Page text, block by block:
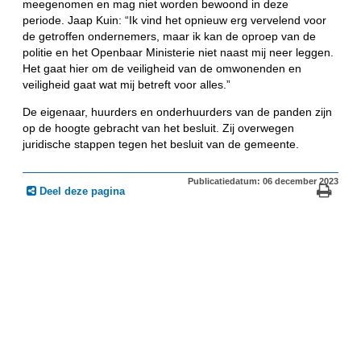
meegenomen en mag niet worden bewoond in deze
periode. Jaap Kuin: “Ik vind het opnieuw erg vervelend voor
de getroffen ondernemers, maar ik kan de oproep van de
politie en het Openbaar Ministerie niet naast mij neer leggen.
Het gaat hier om de veiligheid van de omwonenden en
veiligheid gaat wat mij betreft voor alles.”
De eigenaar, huurders en onderhuurders van de panden zijn
op de hoogte gebracht van het besluit. Zij overwegen
juridische stappen tegen het besluit van de gemeente.
Deel deze pagina
Publicatiedatum: 06 december 2023